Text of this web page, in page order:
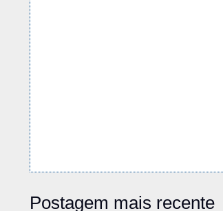
Postagem mais recente